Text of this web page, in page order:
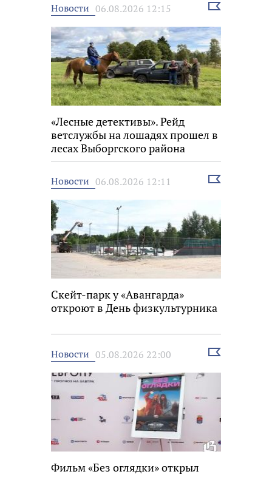
Новости 06.08.2026 12:15
Выбрать
«Лесные детективы». Рейд
ветслужбы на лошадях прошел в
лесах Выборгского района
Новости 06.08.2026 12:11
Выбрать
Скейт-парк у «Авангарда»
откроют в День физкультурника
Новости 05.08.2026 22:00
Выбрать
Фильм «Без оглядки» открыл